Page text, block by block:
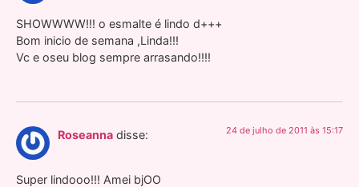
SHOWWWW!!! o esmalte é lindo d+++
Bom inicio de semana ,Linda!!!
Vc e oseu blog sempre arrasando!!!!
Roseanna disse: 24 de julho de 2011 às 15:17
Super lindooo!!! Amei bjOO